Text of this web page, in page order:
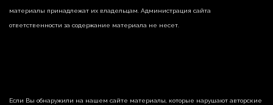
материалы принадлежат их владельцам. Администрация сайта
ответственности за содержание материала не несет.
Если Вы обнаружили на нашем сайте материалы, которые нарушают авторские